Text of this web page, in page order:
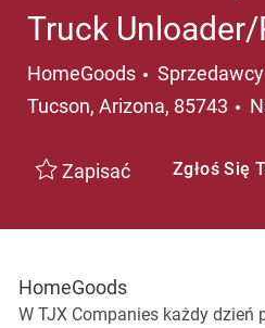
Truck
HomeGoods Kategoria
Sprzedawcy
Tucson, Arizona, 85743
Zapisać Zgłoś Się
HomeGoods
W TJX Companies każdy